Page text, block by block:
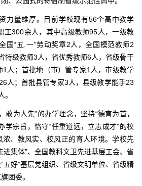
力量雄厚。目前学校现有56个高中教学
工300余人，其中高级教师95人，一级教
国“五.一”劳动奖章2人，全国模范教师2
特级教师3人，省优秀教师6人，省级骨干
1人；首批地（市）管专家1人，市级教学
人；首批县管专家3人，县级教学能手23
。
敢为人先”的办学理念，坚持“德育为首，
学宗旨，恪守“任重道远，立志成才”的校
、教风实、校风正的育人环境。学校先
进集体”、全国教科文卫先进基层工会、省
五好”基层党组织、省级文明单位、省级精
团委。